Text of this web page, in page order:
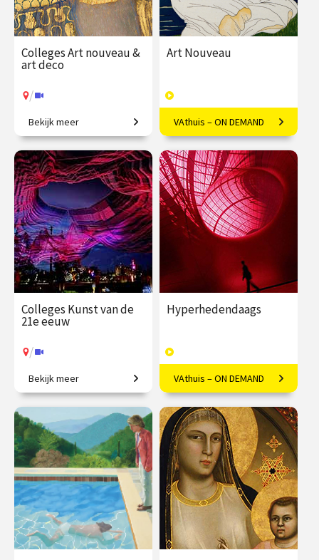
Colleges Art nouveau &
art deco
/
Restyling van de wereld.
€ 345.00
vanaf 22
sep.
/ Op locatie of online
Bekijk meer
Art Nouveau
Vloeiende vernieuwing in
Europa
€ 169.00
40
afleveringen
Speeltijd 10 uur
VAthuis
VAthuis – ON DEMAND
Colleges Kunst van de
21e eeuw
/
Van penseelstreek tot pixel
€ 345.00
vanaf 25
jan.
/ Op locatie of online
Bekijk meer
Hyperhedendaags
Kunst in de eenentwintigste
eeuw
€ 169.00
40
afleveringen
Speeltijd 12 uur
VAthuis
VAthuis – ON DEMAND